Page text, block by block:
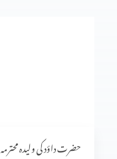
حضرت داؤد کی ولیدہ محترمہ